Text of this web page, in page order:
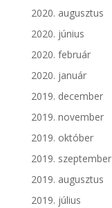
2020. augusztus
2020. június
2020. február
2020. január
2019. december
2019. november
2019. október
2019. szeptember
2019. augusztus
2019. július